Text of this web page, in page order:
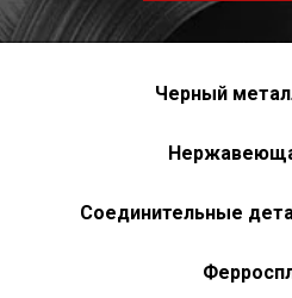
Черный
Соединительные